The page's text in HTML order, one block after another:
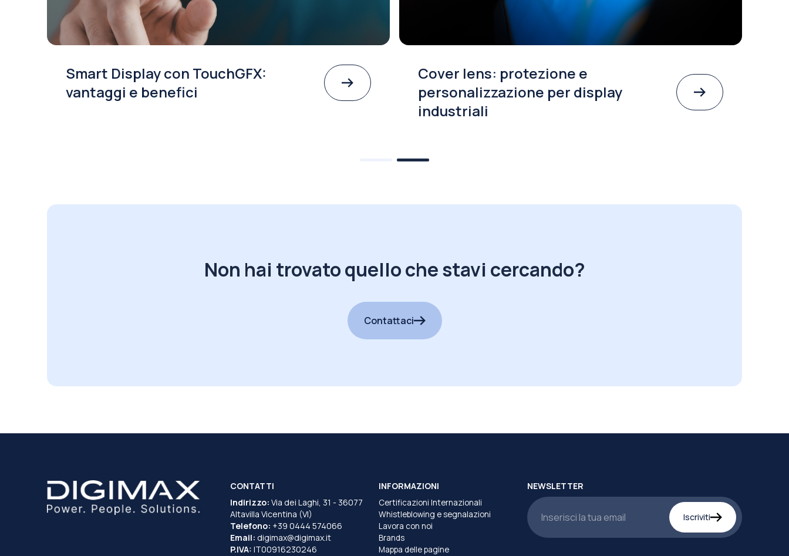
Smart Display con TouchGFX:
vantaggi e benefici
Cover lens: protezione e
personalizzazione per display
industriali
Non hai trovato quello che stavi cercando?
Contattaci
CONTATTI
Indirizzo: Via dei Laghi, 31 - 36077
Altavilla Vicentina (VI)
Telefono: +39 0444 574066
Email: digimax@digimax.it
P.IVA: IT00916230246
INFORMAZIONI
Certificazioni Internazionali
Whistleblowing e segnalazioni
Lavora con noi
Brands
Mappa delle pagine
NEWSLETTER
Iscriviti